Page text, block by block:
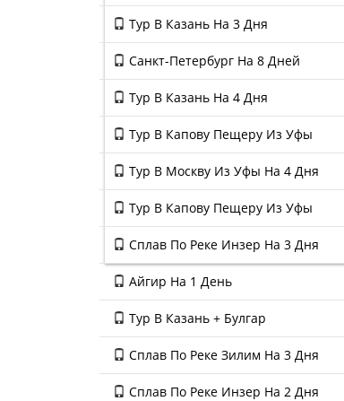
Тур В Казань На 3 Дня
Санкт-Петербург На 8 Дней
Тур В Казань На 4 Дня
Тур В Капову Пещеру Из Уфы
Тур В Москву Из Уфы На 4 Дня
Тур В Капову Пещеру Из Уфы
Сплав По Реке Инзер На 3 Дня
Айгир На 1 День
Тур В Казань + Булгар
Сплав По Реке Зилим На 3 Дня
Сплав По Реке Инзер На 2 Дня